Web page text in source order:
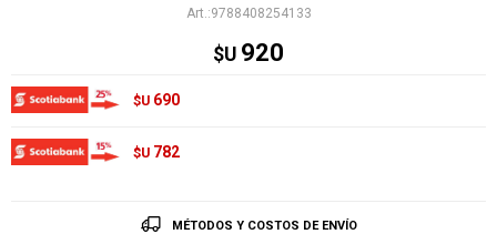
9788408254133
$U 920
$U 690
$U 782
MÉTODOS Y COSTOS DE ENVÍO